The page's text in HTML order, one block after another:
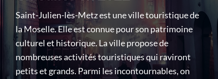
Saint-Julien-lès-Metz est une ville touristique de
la Moselle. Elle est connue pour son patrimoine
culturel et historique. La ville propose de
nombreuses activités touristiques qui raviront
petits et grands. Parmi les incontournables, on